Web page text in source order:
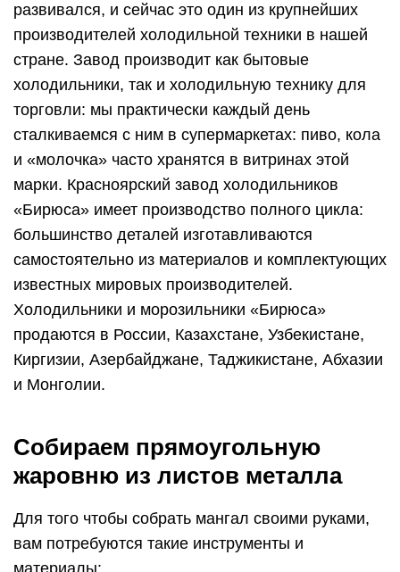
развивался, и сейчас это один из крупнейших
производителей холодильной техники в нашей
стране. Завод производит как бытовые
холодильники, так и холодильную технику для
торговли: мы практически каждый день
сталкиваемся с ним в супермаркетах: пиво, кола
и «молочка» часто хранятся в витринах этой
марки. Красноярский завод холодильников
«Бирюса» имеет производство полного цикла:
большинство деталей изготавливаются
самостоятельно из материалов и комплектующих
известных мировых производителей.
Холодильники и морозильники «Бирюса»
продаются в России, Казахстане, Узбекистане,
Киргизии, Азербайджане, Таджикистане, Абхазии
и Монголии.
Собираем прямоугольную
жаровню из листов металла
Для того чтобы собрать мангал своими руками,
вам потребуются такие инструменты и
материалы: